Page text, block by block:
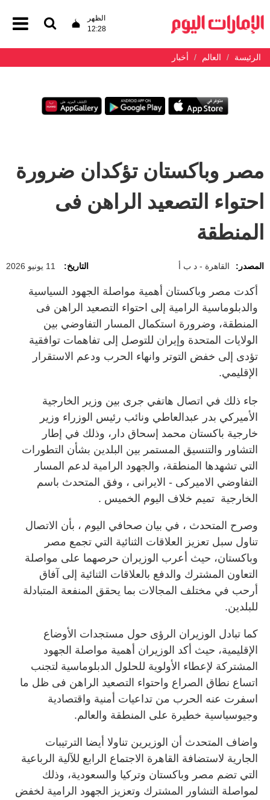
الظهر
12:28
الرئيسة العالم أخبار
مصر وباكستان تؤكدان ضرورة
احتواء التصعيد الراهن فى
المنطقة
المصدر: القاهرة - د ب أ التاريخ: 11 يونيو 2026
أكدت مصر وباكستان أهمية مواصلة الجهود السياسية
والدبلوماسية الرامية إلى احتواء التصعيد الراهن فى
المنطقة، وضرورة استكمال المسار التفاوضي بين
الولايات المتحدة وإيران للتوصل إلى تفاهمات توافقية
تؤدى إلى خفض التوتر وانهاء الحرب ودعم الاستقرار
الإقليمي.
جاء ذلك في اتصال هاتفي جرى بين وزير الخارجية
الأميركي بدر عبدالعاطي ونائب رئيس الوزراء وزير
خارجية باكستان محمد إسحاق دار، وذلك في إطار
التشاور والتنسيق المستمر بين البلدين بشأن التطورات
التي تشهدها المنطقة، والجهود الرامية لدعم المسار
التفاوضي الاميركى - الايرانى ، وفق المتحدث باسم
الخارجية تميم خلاف اليوم الخميس .
وصرح المتحدث ، في بيان صحافي اليوم ، بأن الاتصال
تناول سبل تعزيز العلاقات الثنائية التي تجمع مصر
وباكستان، حيث أعرب الوزيران حرصهما على مواصلة
التعاون المشترك والدفع بالعلاقات الثنائية إلى آفاق
أرحب في مختلف المجالات بما يحقق المنفعة المتبادلة
للبلدين.
كما تبادل الوزيران الرؤى حول مستجدات الأوضاع
الإقليمية، حيث أكد الوزيران أهمية مواصلة الجهود
المشتركة لإعطاء الأولوية للحلول الدبلوماسية لتجنب
اتساع نطاق الصراع واحتواء التصعيد الراهن فى ظل ما
اسفرت عنه الحرب من تداعيات أمنية واقتصادية
وجيوسياسية خطيرة على المنطقة والعالم.
واضاف المتحدث أن الوزيرين تناولا أيضا الترتيبات
الجارية لاستضافة القاهرة الاجتماع الرابع للآلية الرباعية
التي تضم مصر وباكستان وتركيا والسعودية، وذلك
لمواصلة التشاور المشترك وتعزيز الجهود الرامية لخفض